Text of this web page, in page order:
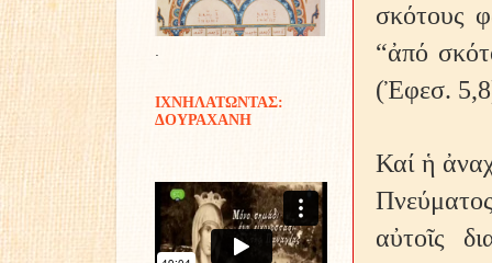
σκότους
“ἀπό
(Ἐφεσ.
Καί ἡ
αὐτοῖς
.
ΙΧΝΗΛΑΤΩΝΤΑΣ:
ΔΟΥΡΑΧΑΝΗ